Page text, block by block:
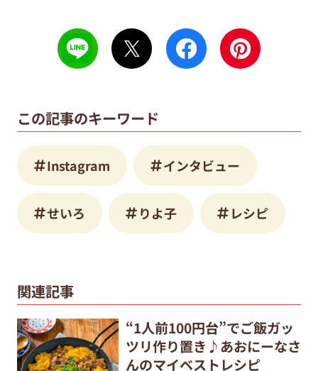
この記事のキーワード
Instagram インタビュー
せいろ りよ子 レシピ
関連記事
“1人前100円台”でご飯ガッ
ツリ作り置き♪あおにーなさ
んのマイベストレシピ